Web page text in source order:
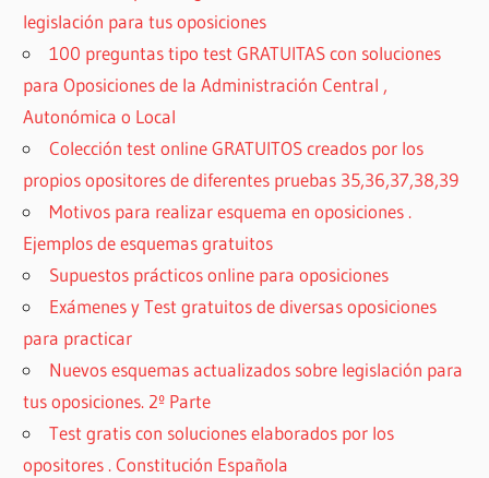
legislación para tus oposiciones
100 preguntas tipo test GRATUITAS con soluciones
para Oposiciones de la Administración Central ,
Autonómica o Local
Colección test online GRATUITOS creados por los
propios opositores de diferentes pruebas 35,36,37,38,39
Motivos para realizar esquema en oposiciones .
Ejemplos de esquemas gratuitos
Supuestos prácticos online para oposiciones
Exámenes y Test gratuitos de diversas oposiciones
para practicar
Nuevos esquemas actualizados sobre legislación para
tus oposiciones. 2º Parte
Test gratis con soluciones elaborados por los
opositores . Constitución Española